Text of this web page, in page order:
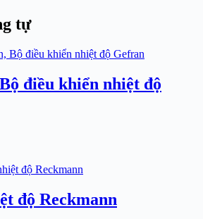
tự
điều khiển nhiệt độ
độ Reckmann